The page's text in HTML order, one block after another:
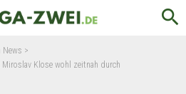
search
News >
Klose wohl zeitnah durch